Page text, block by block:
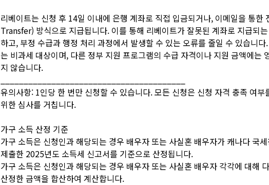
리베이트는 신청 후 14일 이내에 은행 계좌로 직접 입금되거나, 이메일을 통한
Transfer) 방식으로 지급됩니다. 이를 통해 리베이트가 잘못된 계좌로 지급되
하고, 부정 수급과 행정 처리 과정에서 발생할 수 있는 오류를 줄일 수 있습니다
는 비과세 대상이며, 다른 정부 지원 프로그램의 수급 자격이나 지원 금액에는
지 않습니다.
유의사항: 1인당 한 번만 신청할 수 있습니다. 모든 신청은 신청 자격 충족 여부
위한 심사를 거칩니다.
가구 소득 산정 기준
가구 소득은 신청인과 해당되는 경우 배우자 또는 사실혼 배우자가 캐나다 국세
제출한 2025년도 소득세 신고서를 기준으로 산정됩니다.
가구 소득은 신청인과 해당되는 경우 배우자 또는 사실혼 배우자 각각에 대해
산정한 금액을 합산하여 계산합니다.